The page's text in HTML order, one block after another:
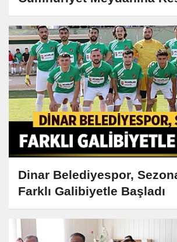
Dinar Belediyespor,
Farklı Galibiyetle Başladı